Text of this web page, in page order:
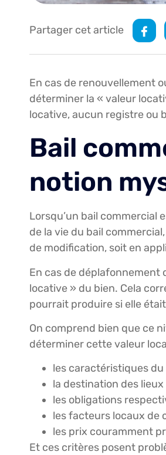
Partager cet article
En cas de renouvellement
déterminer la « valeur
locative, aucun registre ou
Bail
notion
Lorsqu’un bail commercial
de la vie du bail
de modification, soit en
En cas de déplafonnement
locative » du bien. Cela
pourrait produire si elle
On comprend bien que ce
déterminer cette valeur
les caractéristiques du
la destination des lieux
les obligations
les facteurs locaux de
les prix couramment
Et ces critères posent